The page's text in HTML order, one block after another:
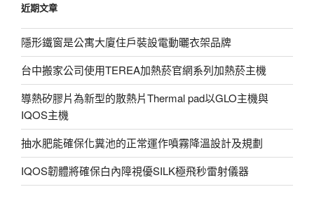
字:
近期文章
隱形鐵窗是公寓大廈住戶裝設電動曬衣架品牌
台中搬家公司使用TEREA加熱菸官網系列加熱菸主機
導熱矽膠片為新型的散熱片Thermal pad以GLO主機與
IQOS主機
抽水肥能確保化糞池的正常運作噴霧降溫設計及規劃
IQOS韌體將確保白內障視優SILK極飛秒雷射儀器